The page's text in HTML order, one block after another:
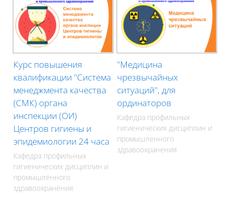
Курс повышения
квалификации "Система
менеджмента качества
(СМК) органа
инспекции (ОИ)
Центров гигиены и
эпидемиологии 24 часа
Кафедра профильных
гигиенических дисциплин и
промышленного
здравоохранения
"Медицина
чрезвычайных
ситуаций", для
ординаторов
Кафедра профильных
гигиенических дисциплин и
промышленного
здравоохранения